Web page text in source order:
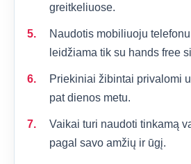
greitkeliuose.
Naudotis mobiliuoju
leidžiama tik su hands free
Priekiniai žibintai privalomi
pat dienos metu.
Vaikai turi naudoti tinkamą
pagal savo amžių ir ūgį.